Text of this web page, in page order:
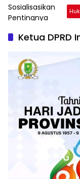
Ketua DPRD